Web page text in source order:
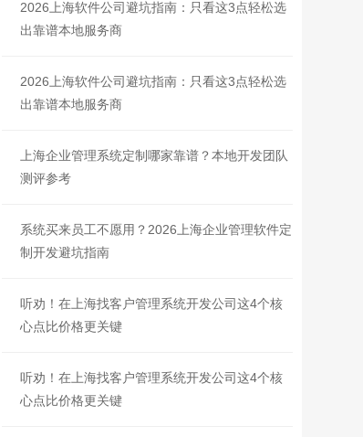
2026上海软件公司避坑指南：只看这3点轻松选
出靠谱本地服务商
2026上海软件公司避坑指南：只看这3点轻松选
出靠谱本地服务商
上海企业管理系统定制哪家靠谱？本地开发团队
测评参考
系统买来员工不愿用？2026上海企业管理软件定
制开发避坑指南
听劝！在上海找客户管理系统开发公司这4个核
心点比价格更关键
听劝！在上海找客户管理系统开发公司这4个核
心点比价格更关键